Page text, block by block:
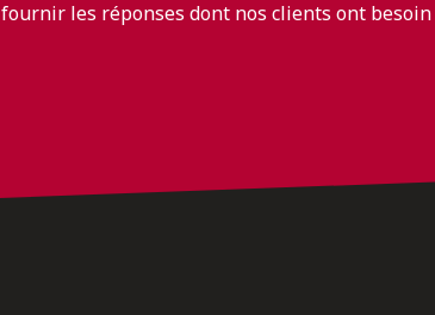
les réponses dont nos clients ont besoin